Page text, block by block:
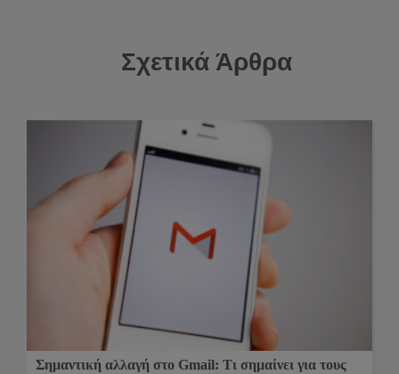
Σχετικά Άρθρα
Σημαντική αλλαγή στο Gmail: Τι σημαίνει για τους